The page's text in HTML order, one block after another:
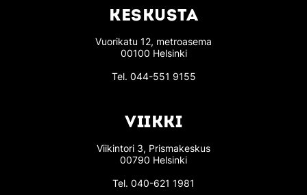
KESKUSTA
Vuorikatu 12, metroasema
00100 Helsinki
Tel. 044-551 9155
VIIKKI
Viikintori 3, Prismakeskus
00790 Helsinki
Tel. 040-621 1981